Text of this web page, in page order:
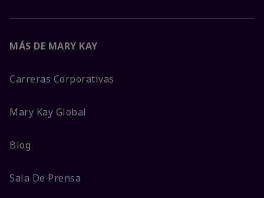
MÁS DE MARY KAY
Carreras Corporativas
Mary Kay Global
Blog
Sala De Prensa